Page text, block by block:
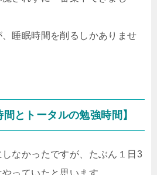
睡眠時間を削るしかありませ
間とトータルの勉強時間】
なかったですが、たぶん１日3
っていたと思います。